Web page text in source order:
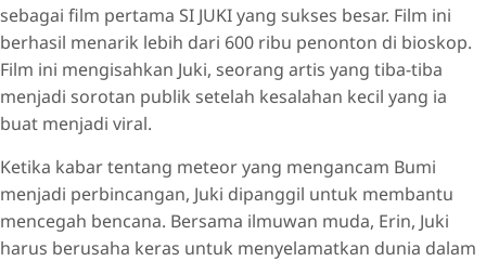
sebagai film pertama SI JUKI yang sukses besar. Film ini
berhasil menarik lebih dari 600 ribu penonton di bioskop.
Film ini mengisahkan Juki, seorang artis yang tiba-tiba
menjadi sorotan publik setelah kesalahan kecil yang ia
buat menjadi viral.
Ketika kabar tentang meteor yang mengancam Bumi
menjadi perbincangan, Juki dipanggil untuk membantu
mencegah bencana. Bersama ilmuwan muda, Erin, Juki
harus berusaha keras untuk menyelamatkan dunia dalam